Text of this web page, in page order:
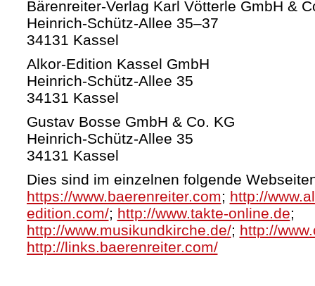
Bärenreiter-Verlag Karl Vötterle GmbH &
Heinrich-Schütz-Allee 35–37
34131 Kassel
Alkor-Edition Kassel GmbH
Heinrich-Schütz-Allee 35
34131 Kassel
Gustav Bosse GmbH & Co. KG
Heinrich-Schütz-Allee 35
34131 Kassel
Dies sind im einzelnen folgende
https://www.baerenreiter.com; http://
edition.com/; http://www.takte-online.de;
http://www.musikundkirche.de/; http://
http://links.baerenreiter.com/